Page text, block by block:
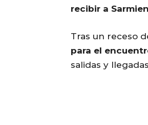
recibir a
Tras un receso
para el
salidas y